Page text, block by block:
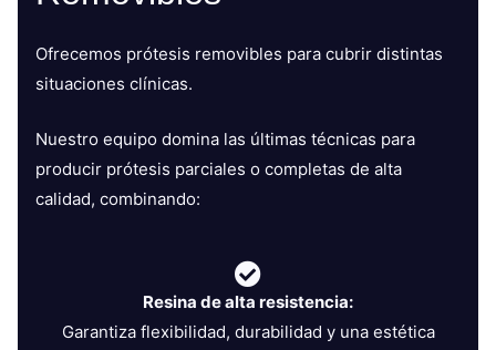
Ofrecemos prótesis removibles para cubrir distintas
situaciones clínicas.
Nuestro equipo domina las últimas técnicas para
producir prótesis parciales o completas de alta
calidad, combinando:
Resina de alta resistencia:
Garantiza flexibilidad, durabilidad y una estética